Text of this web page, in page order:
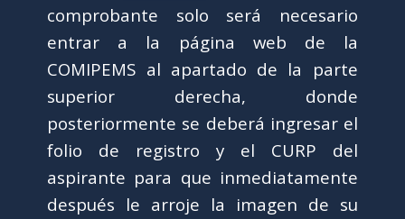
comprobante solo será necesario
entrar a la página web de la
COMIPEMS al apartado de la parte
superior derecha, donde
posteriormente se deberá ingresar el
folio de registro y el CURP del
aspirante para que inmediatamente
después le arroje la imagen de su